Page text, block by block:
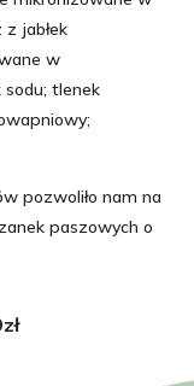
jabłek
w
sodu; tlenek
pozwoliło nam na
paszowych o
zł